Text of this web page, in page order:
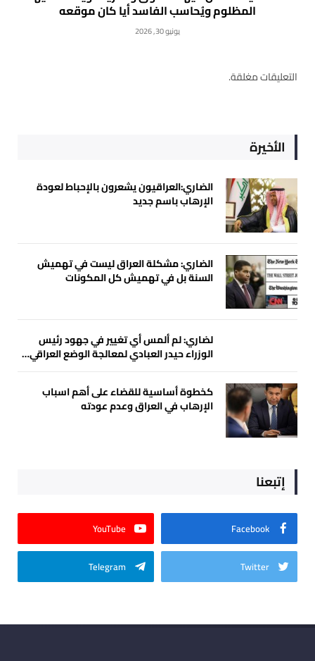
المظلوم ويُحاسب الفاسد أيا كان موقعه
يونيو 30, 2026
التعليقات مغلقة.
الأخيرة
الضاري:العراقيون يشعرون بالإحباط لعودة
الإرهاب باسم جديد
الضاري: مشكلة العراق ليست في تهميش
السنة بل في تهميش كل المكونات
لضاري: لم ألمس أي تغيير في جهود رئيس
الوزراء حيدر العبادي لمعالجة الوضع العراقي…
كخطوة أساسية للقضاء على أهم اسباب
الإرهاب في العراق وعدم عودته
إتبعنا
Facebook
YouTube
Twitter
Telegram